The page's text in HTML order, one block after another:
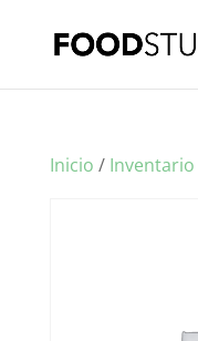
Inicio / Inventario